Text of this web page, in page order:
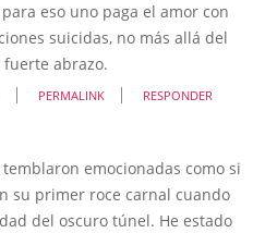
eso uno paga el amor con
suicidas, no más allá del
abrazo.
PERMALINK RESPONDER
emocionadas como si
su primer roce carnal cuando
del oscuro túnel. He estado